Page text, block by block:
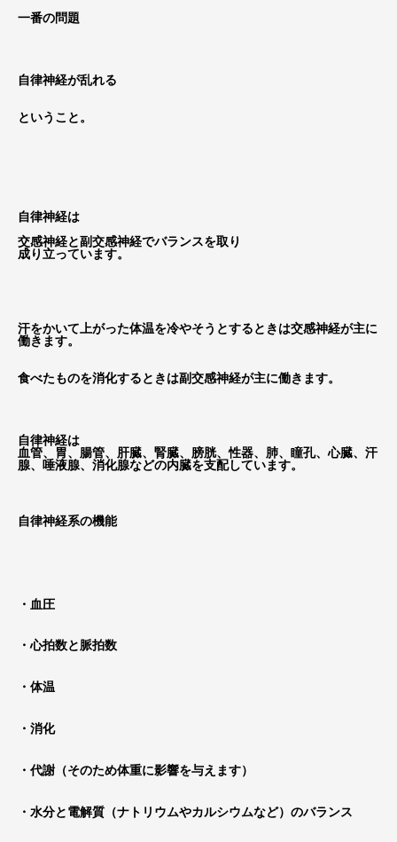
一番の問題
自律神経が乱れる
ということ。
自律神経は
交感神経と副交感神経でバランスを取り
成り立っています。
汗をかいて上がった体温を冷やそうとするときは交感神経が主に
働きます。
食べたものを消化するときは副交感神経が主に働きます。
自律神経は
血管、胃、腸管、肝臓、腎臓、膀胱、性器、肺、瞳孔、心臓、汗
腺、唾液腺、消化腺などの内臓を支配しています。
自律神経系の機能
・血圧
・心拍数と脈拍数
・体温
・消化
・代謝（そのため体重に影響を与えます）
・水分と電解質（ナトリウムやカルシウムなど）のバランス